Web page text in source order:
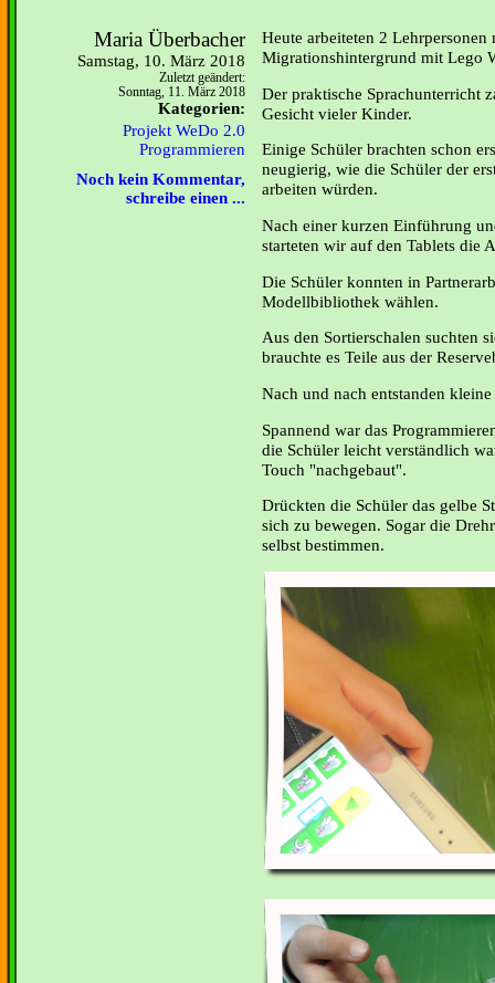
Maria Überbacher
Samstag, 10. März 2018
Zuletzt geändert:
Sonntag, 11. März 2018
Kategorien:
Projekt WeDo 2.0
Programmieren
Noch kein Kommentar,
schreibe einen ...
Heute arbeiteten 2
Migrationshintergrund mit Lego
Der praktische Sprachunterricht
Gesicht vieler Kinder.
Einige Schüler brachten schon
neugierig, wie die Schüler der
arbeiten würden.
Nach einer kurzen Einführung
starteten wir auf den Tablets die
Die Schüler konnten in
Modellbibliothek wählen.
Aus den Sortierschalen suchten
brauchte es Teile aus der
Nach und nach entstanden
Spannend war das
die Schüler leicht verständlich
Touch "nachgebaut".
Drückten die Schüler das gelbe
sich zu bewegen. Sogar die
selbst bestimmen.